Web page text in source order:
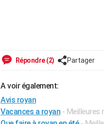
Répondre (2) Partager
A voir également:
Avis royan
Vacances a royan - Meilleures